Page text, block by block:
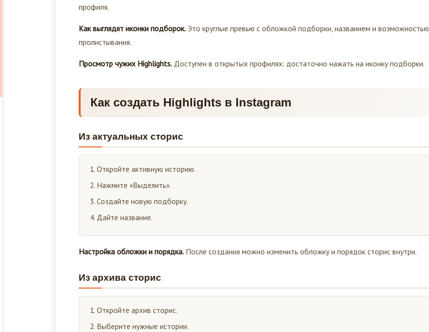
профиля.
Как выглядят иконки подборок. Это круглые превью с обложкой подборки, названием и возможностью
пролистывания.
Просмотр чужих Highlights. Доступен в открытых профилях: достаточно нажать на иконку подборки.
Как создать Highlights в Instagram
Из актуальных сторис
Откройте активную историю.
Нажмите «Выделить».
Создайте новую подборку.
Дайте название.
Настройка обложки и порядка. После создания можно изменить обложку и порядок сторис внутри.
Из архива сторис
Откройте архив сторис.
Выберите нужные истории.